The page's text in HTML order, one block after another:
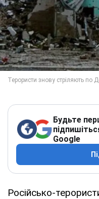
Будьте
Google
Російсько-